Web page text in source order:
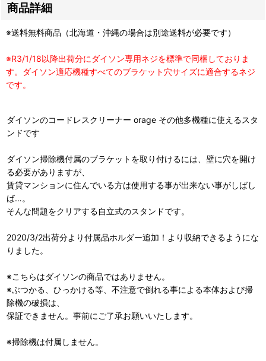
商品詳細
※送料無料商品（北海道・沖縄の場合は別途送料が必要です）
※R3/1/18以降出荷分にダイソン専用ネジを標準で同梱しておりま
す。ダイソン適応機種すべてのブラケット穴サイズに適合するネジ
です。
ダイソンのコードレスクリーナー orage その他多機種に使えるスタ
ンドです
ダイソン掃除機付属のブラケットを取り付けるには、壁に穴を開け
る必要がありますが、
賃貸マンションに住んでいる方は使用する事が出来ない事がしばし
ば…。
そんな問題をクリアする自立式のスタンドです。
2020/3/2出荷分より付属品ホルダー追加！より収納できるようにな
りました。
※こちらはダイソンの商品ではありません。
※ぶつかる、ひっかける等、不注意で倒れる事による本体および掃
除機の破損は、
保証できません。事前にご了承お願いいたします。
※掃除機は付属しません。